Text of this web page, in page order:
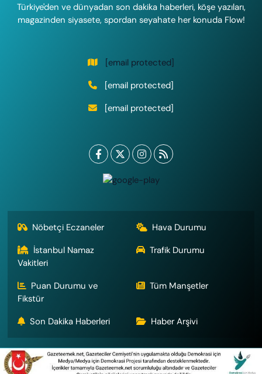
Türkiye'den ve dünyadan son dakika haberleri, köşe yazıları,
magazinden siyasete, spordan seyahate her konuda Flow!
[email protected]
[email protected]
[email protected]
Nöbetçi Eczaneler
Hava Durumu
İstanbul Namaz
Vakitleri
Trafik Durumu
Puan Durumu ve
Fikstür
Tüm Manşetler
Son Dakika Haberleri Haber Arşivi